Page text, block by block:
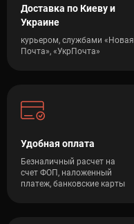
Доставка по Киеву и
Украине
курьером, службами «Новая
Почта», «УкрПочта»
Удобная оплата
Безналичный расчет на
счет ФОП, наложенный
платеж, банковские карты